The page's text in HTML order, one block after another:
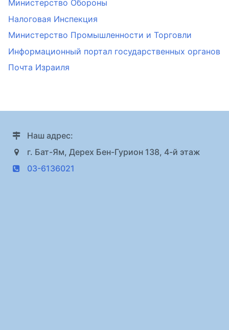
Министерство Обороны
Налоговая Инспекция
Министерство Промышленности и Торговли
Информационный портал государственных органов
Почта Израиля
Наш адрес:
г. Бат-Ям, Дерех Бен-Гурион 138, 4-й этаж
03-6136021